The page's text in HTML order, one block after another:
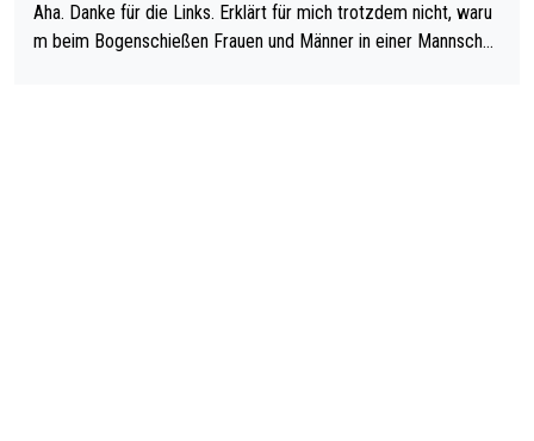
Aha. Danke für die Links. Erklärt für mich trotzdem nicht, waru
m beim Bogenschießen Frauen und Männer in einer Mannschaf